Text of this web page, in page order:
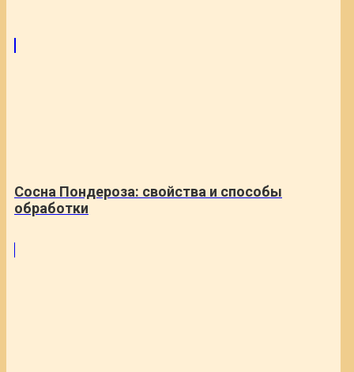
Сосна Пондероза: свойства и способы
обработки